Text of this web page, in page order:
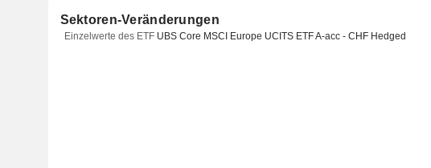
Sektoren-Veränderungen
Einzelwerte des ETF UBS Core MSCI Europe UCITS ETF A-acc - CHF Hedged